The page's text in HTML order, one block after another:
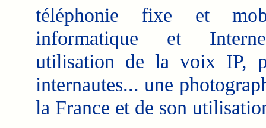
téléphonie fixe et
informatique et
utilisation de la voix IP,
internautes... une
la France et de son